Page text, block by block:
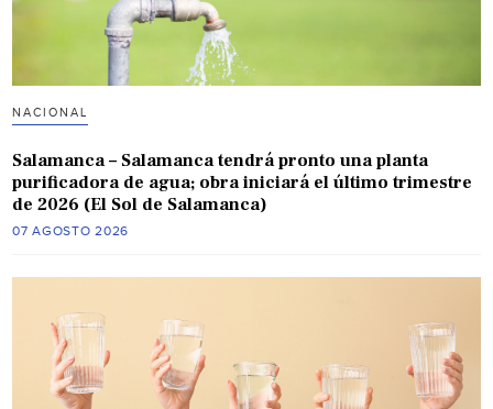
NACIONAL
Salamanca – Salamanca tendrá pronto una planta
purificadora de agua; obra iniciará el último trimestre
de 2026 (El Sol de Salamanca)
07 AGOSTO 2026